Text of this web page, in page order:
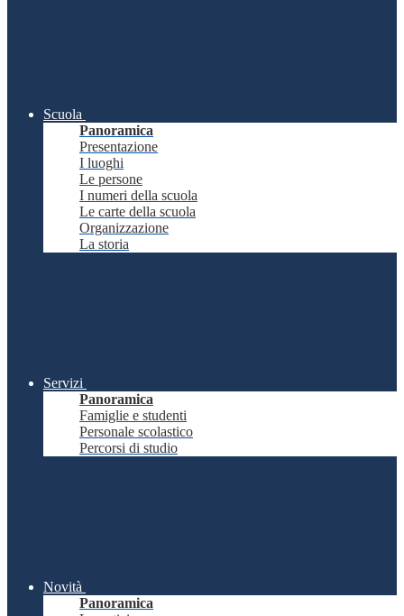
Scuola
Panoramica
Presentazione
I luoghi
Le persone
I numeri della scuola
Le carte della scuola
Organizzazione
La storia
Servizi
Panoramica
Famiglie e studenti
Personale scolastico
Percorsi di studio
Novità
Panoramica